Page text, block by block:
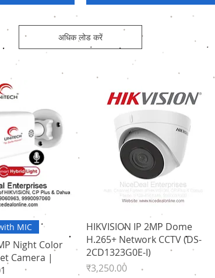
अधिक लोड करें
दृश्य
MIC
Night Color
Camera |
त्वरित दृश्य
HIKVISION IP 2MP Dome
H.265+ Network CCTV (DS-
2CD1323G0E-I)
मूल्य
₹3,250.00